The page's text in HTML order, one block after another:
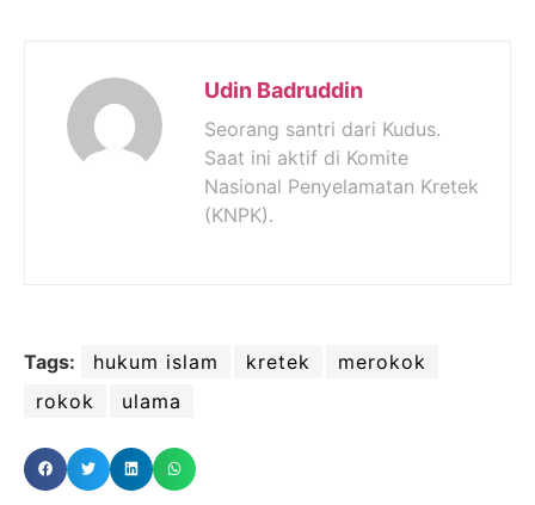
Udin Badruddin
Seorang santri dari Kudus.
Saat ini aktif di Komite
Nasional Penyelamatan Kretek
(KNPK).
Tags: hukum islam kretek
merokok
rokok
ulama